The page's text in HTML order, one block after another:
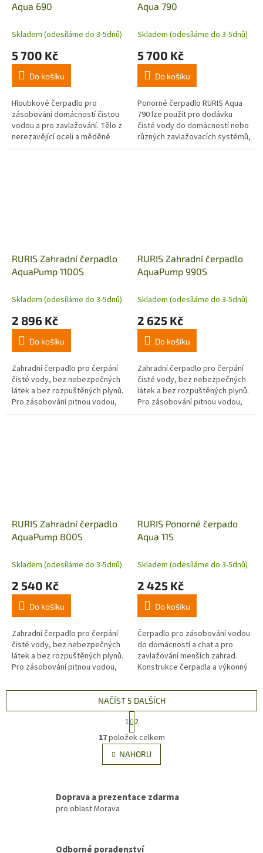
Aqua 690
Skladem (odesíláme do 3-5dnů)
5 700 Kč
Do košíku
Hloubkové čerpadlo pro
zásobování domácností čistou
vodou a pro zavlažování. Tělo z
nerezavějící oceli a měděné
vinutí motoru v olejovém
Aqua 790
Skladem (odesíláme do 3-5dnů)
5 700 Kč
Do košíku
Ponorné čerpadlo RURIS Aqua
790 lze použít pro dodávku
čisté vody do domácností nebo
různých zavlažovacích systémů,
vodu ze studní vrtaných v
RURIS Zahradní čerpadlo
AquaPump 1100S
Skladem (odesíláme do 3-5dnů)
2 896 Kč
Do košíku
Zahradní čerpadlo pro čerpání
čisté vody, bez nebezpečných
látek a bez rozpuštěných plynů.
Pro zásobování pitnou vodou,
zavlažování, zvyšování tlaku v
RURIS Zahradní čerpadlo
AquaPump 990S
Skladem (odesíláme do 3-5dnů)
2 625 Kč
Do košíku
Zahradní čerpadlo pro čerpání
čisté vody, bez nebezpečných
látek a bez rozpuštěných plynů.
Pro zásobování pitnou vodou,
zavlažování, zvyšování tlaku v
RURIS Zahradní čerpadlo
AquaPump 800S
Skladem (odesíláme do 3-5dnů)
2 540 Kč
Do košíku
Zahradní čerpadlo pro čerpání
čisté vody, bez nebezpečných
látek a bez rozpuštěných plynů.
Pro zásobování pitnou vodou,
různých instalacích,...
RURIS Ponorné čerpado
Aqua 11S
Skladem (odesíláme do 3-5dnů)
2 425 Kč
Do košíku
Čerpadlo pro zásobování vodou
do domácností a chat a pro
zavlažování menších zahrad.
Konstrukce čerpadla a výkonný
studní z maximální hloubky 25
m,...
O
v
l
á
c
v
NAČÍST 5 DALŠÍCH
S
t
r
á
n
k
á
1 2
17položek celkem
NAHORU
Doprava a prezentace zdarma
pro oblast Morava
Odborné poradenství